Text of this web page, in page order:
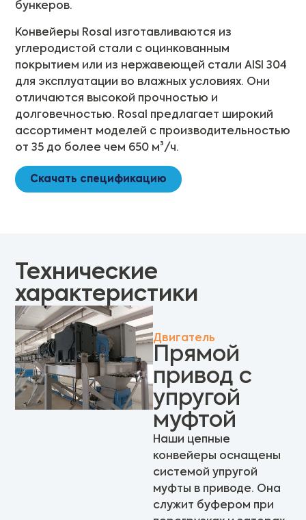
бункеров.
Конвейеры Rosal изготавливаются из
углеродистой стали с оцинкованным
покрытием или из нержавеющей стали AISI 304
для эксплуатации во влажных условиях. Они
отличаются высокой прочностью и
долговечностью. Rosal предлагает широкий
ассортимент моделей с производительностью
от 35 до более чем 650 м³/ч.
Скачать спецификацию
Технические
характеристики
Двигатель
Прямой
привод с
упругой
муфтой
Наши цепные
конвейеры оснащены
системой упругой
муфты в приводе. Она
служит буфером при